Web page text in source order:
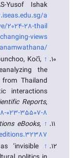
Yusof Ishak
a
2024-28-thail
views
↑
Kočí,
the
Thailand
interactions
Reports,
023-35507-8
↑
eBooks,
↑
‘invisible